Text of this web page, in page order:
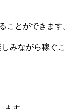
ことができます
みながら稼ぐこ